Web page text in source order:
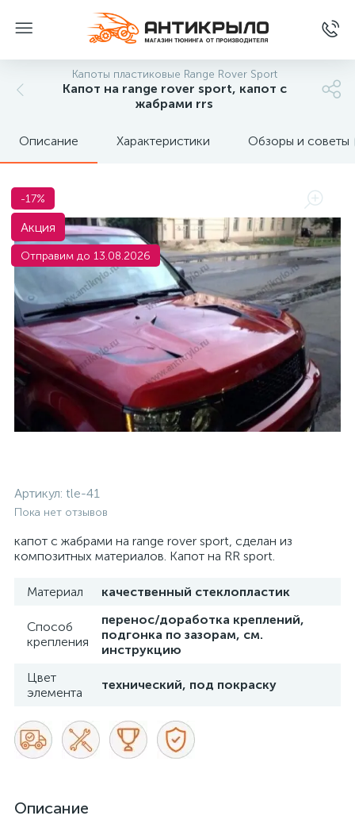
Капоты пластиковые Range Rover Sport
Капот на range rover sport, капот с
жабрами rrs
Описание Характеристики Обзоры и советы
-17%
Акция
Отправим до 13.08.2026
Артикул: tle-41
Пока нет отзывов
капот с жабрами на range rover sport, сделан из
композитных материалов. Капот на RR sport.
Материал качественный стеклопластик
Способ
крепления
перенос/доработка креплений,
подгонка по зазорам, см.
инструкцию
Цвет
элемента
технический, под покраску
Описание